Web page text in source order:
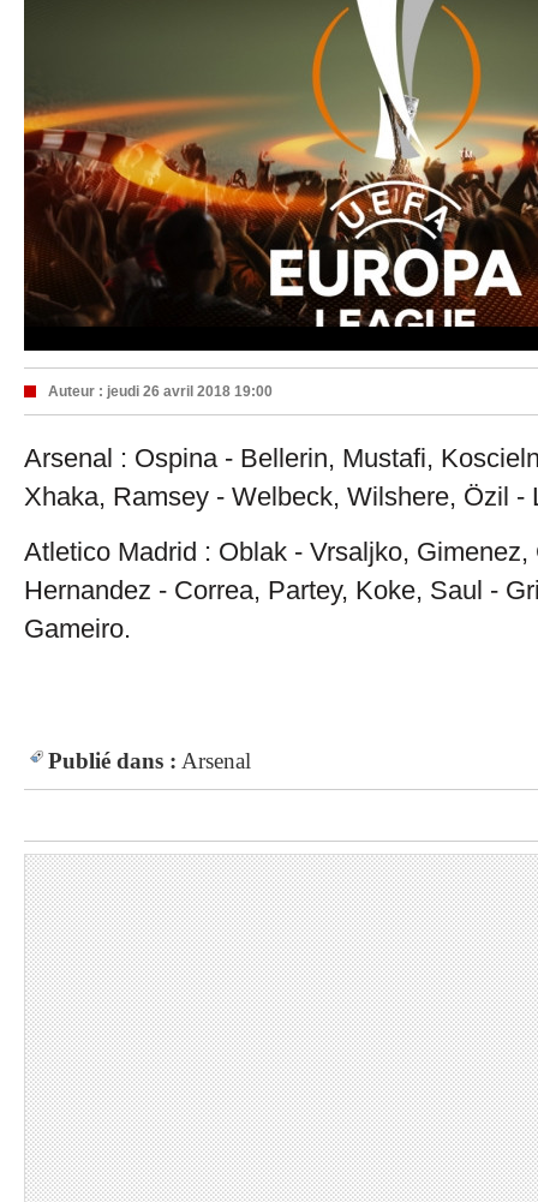
Auteur : jeudi 26 avril 2018 19:00
Arsenal : Ospina - Bellerin, Mustafi,
Xhaka, Ramsey - Welbeck, Wilshere, Özil -
Atletico Madrid : Oblak - Vrsaljko, Gimenez,
Hernandez - Correa, Partey, Koke, Saul -
Gameiro.
Publié dans : Arsenal